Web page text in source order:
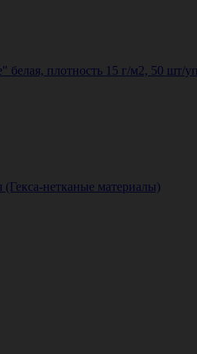
плотность 15 г/м2, 50 шт/
нетканые материалы)